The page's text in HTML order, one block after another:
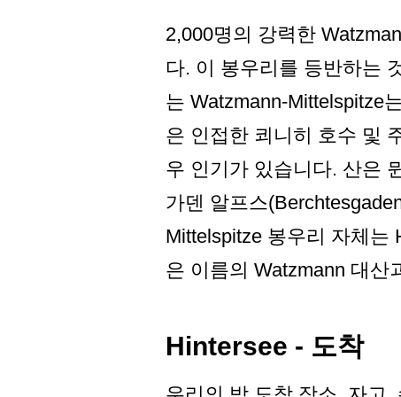
2,000명의 강력한
다. 이 봉우리를 등반하는
는 Watzmann-Mittelspitze
은 인접한 쾨니히 호수 및
우 인기가 있습니다. 산은
가덴 알프스
Mittelspitze 봉우리 자체는
은 이름의 Watzmann 대산
Hintersee - 도착